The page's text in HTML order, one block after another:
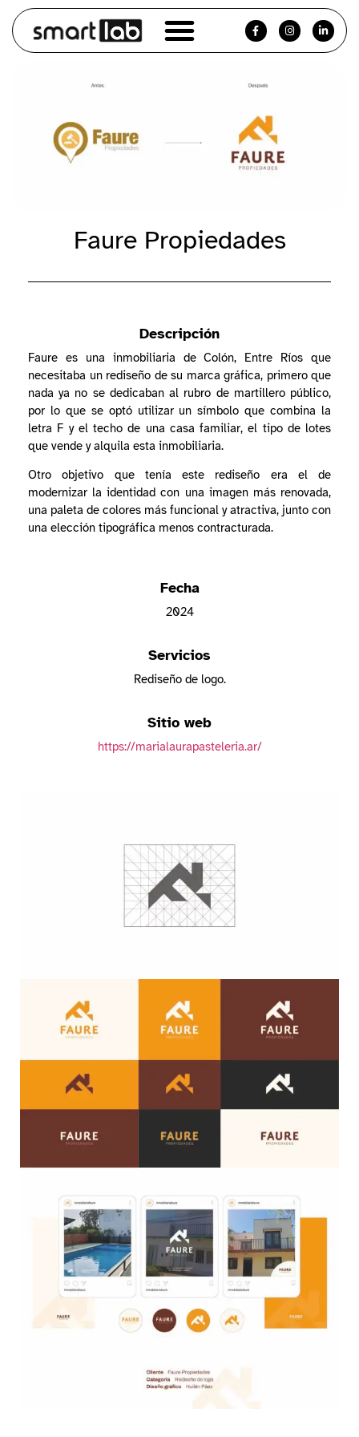
Faure Propiedades
Descripción
Faure es una inmobiliaria de Colón, Entre Ríos que
necesitaba un rediseño de su marca gráfica, primero que
nada ya no se dedicaban al rubro de martillero público,
por lo que se optó utilizar un símbolo que combina la
letra F y el techo de una casa familiar, el tipo de lotes
que vende y alquila esta inmobiliaria.
Otro objetivo que tenía este rediseño era el de
modernizar la identidad con una imagen más renovada,
una paleta de colores más funcional y atractiva, junto con
una elección tipográfica menos contracturada.
Fecha
2024
Servicios
Rediseño de logo.
Sitio web
https://marialaurapasteleria.ar/